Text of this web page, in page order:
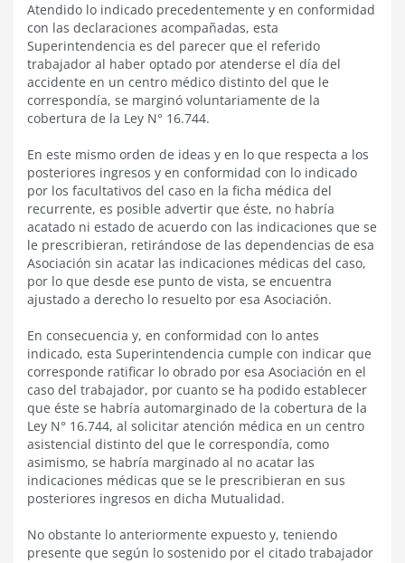
Atendido lo indicado precedentemente y en conformidad
con las declaraciones acompañadas, esta
Superintendencia es del parecer que el referido
trabajador al haber optado por atenderse el día del
accidente en un centro médico distinto del que le
correspondía, se marginó voluntariamente de la
cobertura de la Ley N° 16.744.
En este mismo orden de ideas y en lo que respecta a los
posteriores ingresos y en conformidad con lo indicado
por los facultativos del caso en la ficha médica del
recurrente, es posible advertir que éste, no habría
acatado ni estado de acuerdo con las indicaciones que se
le prescribieran, retirándose de las dependencias de esa
Asociación sin acatar las indicaciones médicas del caso,
por lo que desde ese punto de vista, se encuentra
ajustado a derecho lo resuelto por esa Asociación.
En consecuencia y, en conformidad con lo antes
indicado, esta Superintendencia cumple con indicar que
corresponde ratificar lo obrado por esa Asociación en el
caso del trabajador, por cuanto se ha podido establecer
que éste se habría automarginado de la cobertura de la
Ley N° 16.744, al solicitar atención médica en un centro
asistencial distinto del que le correspondía, como
asimismo, se habría marginado al no acatar las
indicaciones médicas que se le prescribieran en sus
posteriores ingresos en dicha Mutualidad.
No obstante lo anteriormente expuesto y, teniendo
presente que según lo sostenido por el citado trabajador